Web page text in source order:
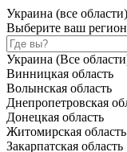
Украина (все области)
Выберите ваш
Украина (Все
Винницкая область
Волынская область
Днепропетровская
Донецкая область
Житомирская область
Закарпатская область